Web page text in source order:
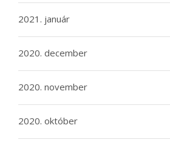
2021. január
2020. december
2020. november
2020. október